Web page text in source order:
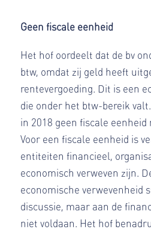
Geen fiscale eenheid
Het hof oordeelt dat de bv
btw, omdat zij geld heeft
rentevergoeding. Dit is een
die onder het btw-bereik
in 2018 geen fiscale eenheid
Voor een fiscale eenheid is
entiteiten financieel,
economisch verweven zijn.
economische verwevenheid
discussie, maar aan de
niet voldaan. Het hof